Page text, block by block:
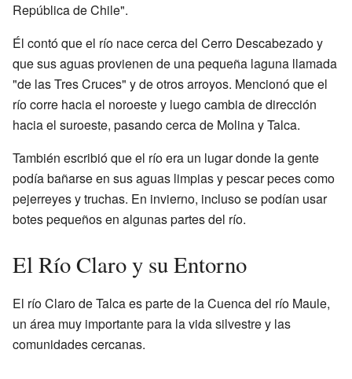
República de Chile".
Él contó que el río nace cerca del Cerro Descabezado y
que sus aguas provienen de una pequeña laguna llamada
"de las Tres Cruces" y de otros arroyos. Mencionó que el
río corre hacia el noroeste y luego cambia de dirección
hacia el suroeste, pasando cerca de Molina y Talca.
También escribió que el río era un lugar donde la gente
podía bañarse en sus aguas limpias y pescar peces como
pejerreyes y truchas. En invierno, incluso se podían usar
botes pequeños en algunas partes del río.
El Río Claro y su Entorno
El río Claro de Talca es parte de la Cuenca del río Maule,
un área muy importante para la vida silvestre y las
comunidades cercanas.